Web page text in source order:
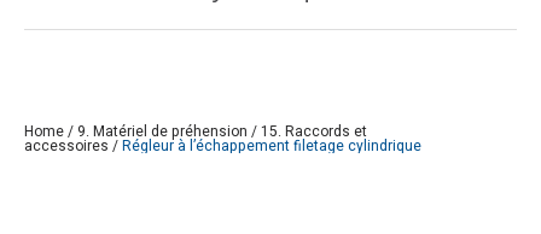
Home/ 9. Matériel de préhension /15. Raccords et
accessoires /Régleur à l’échappement filetage cylindrique